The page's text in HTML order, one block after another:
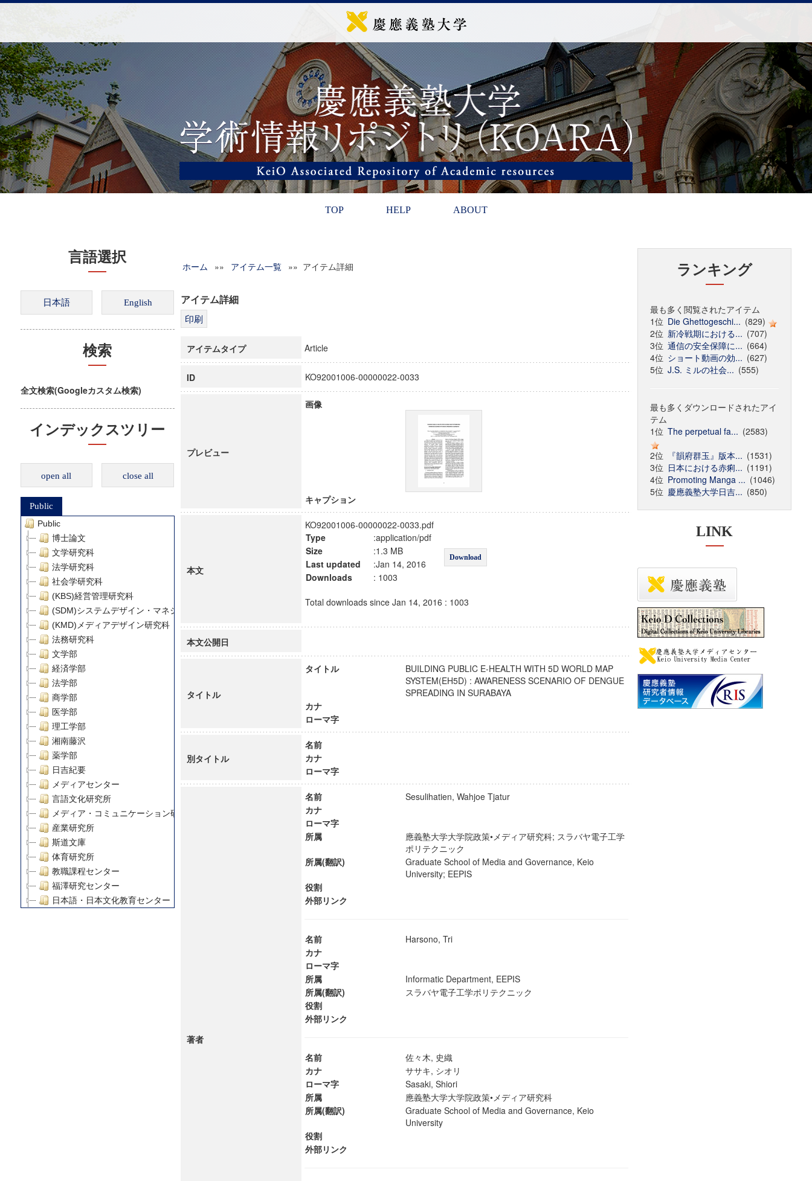
TOP HELP ABOUT
言語選択
検索
全文検索(Googleカスタム検索)
インデックスツリー
open all close all
Public
Public
博士論文
文学研究科
法学研究科
社会学研究科
(KBS)経営管理研究科
(SDM)システムデザイン・マネジメント研究科
(KMD)メディアデザイン研究科
法務研究科
文学部
経済学部
法学部
商学部
医学部
理工学部
湘南藤沢
薬学部
日吉紀要
メディアセンター
言語文化研究所
メディア・コミュニケーション研究所
産業研究所
斯道文庫
体育研究所
教職課程センター
福澤研究センター
日本語・日本文化教育センター
慶應義塾大学グローバルCOEプログラム市民社会ガバナンス教育研究センター
博士課程教育リーディングプログラム「超成熟社会発展のサイエンス」
ホーム »» アイテム一覧 »» アイテム詳細
アイテム詳細
アイテムタイプ Article
ID KO92001006-00000022-0033
プレビュー
画像
キャプション
本文
KO92001006-00000022-0033.pdf
Type
:application/pdf
Download
Size
:1.3 MB
Last updated
:Jan 14, 2016
Downloads
: 1003
Total downloads since Jan 14, 2016 : 1003
本文公開日
タイトル
タイトル
BUILDING PUBLIC E-HEALTH WITH 5D WORLD MAP
SYSTEM(EH5D) : AWARENESS SCENARIO OF DENGUE
SPREADING IN SURABAYA
カナ
ローマ字
別タイトル
名前
カナ
ローマ字
著者
名前
Sesulihatien, Wahjoe Tjatur
カナ
ローマ字
所属
應義塾大学大学院政策•メディア研究科; スラバヤ電子工学
ポリテクニック
所属(翻訳)
Graduate School of Media and Governance, Keio
University; EEPIS
役割
外部リンク
名前
Harsono, Tri
カナ
ローマ字
所属
Informatic Department, EEPIS
所属(翻訳)
スラバヤ電子工学ポリテクニック
役割
外部リンク
名前
佐々木, 史織
カナ
ササキ, シオリ
ローマ字
Sasaki, Shiori
所属
應義塾大学大学院政策•メディア研究科
所属(翻訳)
Graduate School of Media and Governance, Keio
University
役割
外部リンク
ランキング
最も多く閲覧されたアイテム
1位 Die Ghettogeschi... (829)
2位 新冷戦期における... (707)
3位 通信の安全保障に... (664)
4位 ショート動画の効... (627)
5位 J.S. ミルの社会... (555)
最も多くダウンロードされたアイ
テム
1位 The perpetual fa... (2583)
2位
『韻府群玉』版本... (1531)
3位 日本における赤痢... (1191)
4位 Promoting Manga ... (1046)
5位 慶應義塾大学日吉... (850)
LINK